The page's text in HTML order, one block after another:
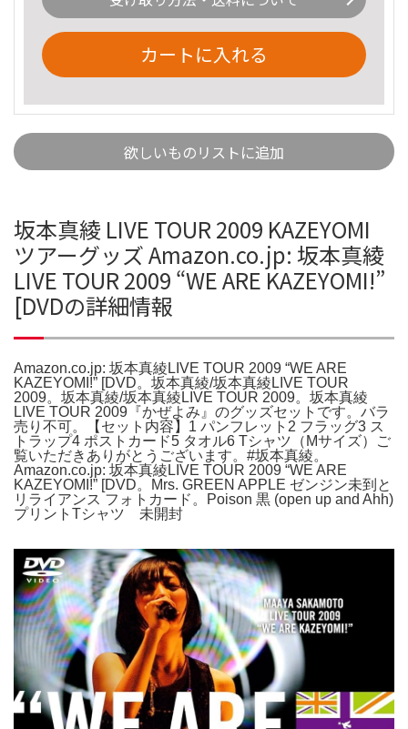
カートに入れる
欲しいものリストに追加
坂本真綾 LIVE TOUR 2009 KAZEYOMI
ツアーグッズ Amazon.co.jp: 坂本真綾
LIVE TOUR 2009 “WE ARE KAZEYOMI!”
[DVDの詳細情報
Amazon.co.jp: 坂本真綾LIVE TOUR 2009 “WE ARE
KAZEYOMI!” [DVD。坂本真綾/坂本真綾LIVE TOUR
2009。坂本真綾/坂本真綾LIVE TOUR 2009。坂本真綾
LIVE TOUR 2009『かぜよみ』のグッズセットです。バラ
売り不可。【セット内容】1 パンフレット2 フラッグ3 ス
トラップ4 ポストカード5 タオル6 Tシャツ（Mサイズ）ご
覧いただきありがとうございます。#坂本真綾。
Amazon.co.jp: 坂本真綾LIVE TOUR 2009 “WE ARE
KAZEYOMI!” [DVD。Mrs. GREEN APPLE ゼンジン未到と
リライアンス フォトカード。Poison 黒 (open up and Ahh)
プリントTシャツ 未開封